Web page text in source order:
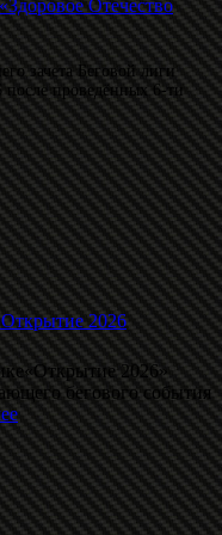
Отечество
зачета Беговой лиги
проведённых 6-ти
2026
2026»
бегового события
:
Трейловый
кросс
в
Нерехте
—